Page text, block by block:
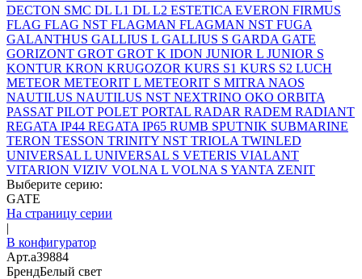
DECTON SMC DL L1 DL L2 ESTETICA EVERON FIRMUS
FLAG FLAG NST FLAGMAN FLAGMAN NST FUGA
GALANTHUS GALLIUS L GALLIUS S GARDA GATE
GORIZONT GROT GROT K IDON JUNIOR L JUNIOR S
KONTUR KRON KRUGOZOR KURS S1 KURS S2 LUCH
METEOR METEORIT L METEORIT S MITRA NAOS
NAUTILUS NAUTILUS NST NEXTRINO OKO ORBITA
PASSAT PILOT POLET PORTAL RADAR RADEM RADIANT
REGATA IP44 REGATA IP65 RUMB SPUTNIK SUBMARINE
TERON TESSON TRINITY NST TRIOLA TWINLED
UNIVERSAL L UNIVERSAL S VETERIS VIALANT
VITARION VIZIV VOLNA L VOLNA S YANTA ZENIT
Выберите серию:
GATE
На страницу серии
|
В конфигуратор
Арт.a39884
БрендБелый свет